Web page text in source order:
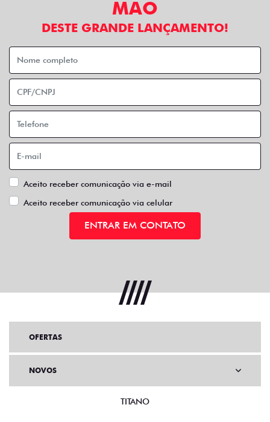
MÃO
DESTE GRANDE LANÇAMENTO!
Aceito receber comunicação via e-mail
Aceito receber comunicação via celular
ENTRAR EM CONTATO
OFERTAS
NOVOS
TITANO